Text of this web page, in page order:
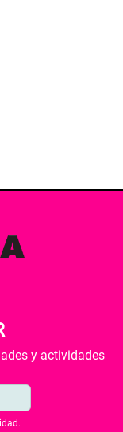
y actividades
.